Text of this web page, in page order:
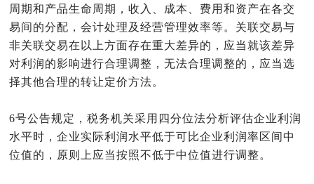
周期和产品生命周期，收入、成本、费用和资产在各交
易间的分配，会计处理及经营管理效率等。关联交易与
非关联交易在以上方面存在重大差异的，应当就该差异
对利润的影响进行合理调整，无法合理调整的，应当选
择其他合理的转让定价方法。
6号公告规定，税务机关采用四分位法分析评估企业利润
水平时，企业实际利润水平低于可比企业利润率区间中
位值的，原则上应当按照不低于中位值进行调整。